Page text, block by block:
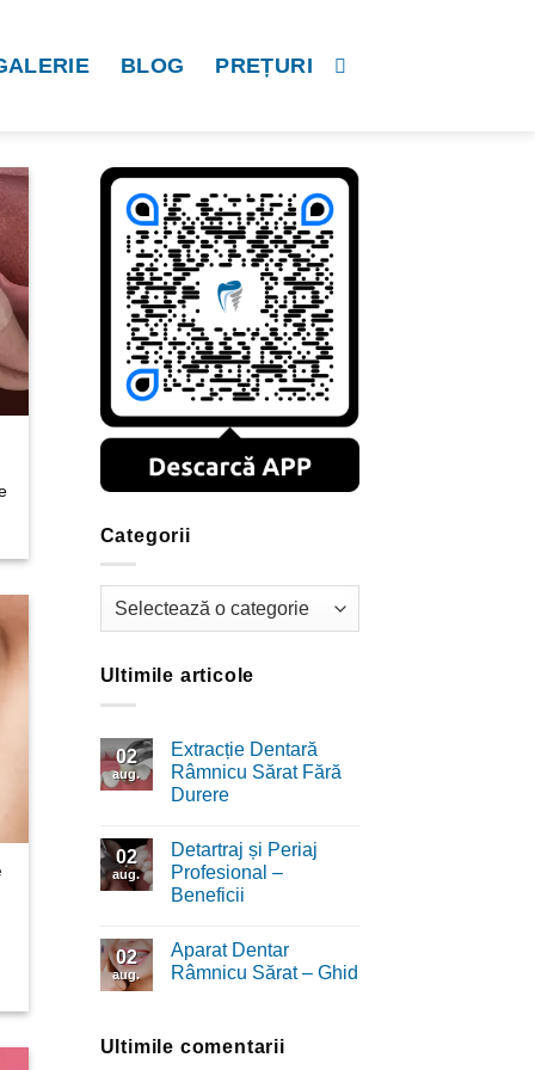
BLOG PREȚURI
Categorii
Categorii
Ultimile articole
02
aug.
Extracție Dentară
Râmnicu Sărat Fără
Durere
la
Extracție
Dentară
Râmnicu
Durere
02
aug.
Detartraj și Periaj
Profesional –
Beneficii
la
Detartraj
și
Beneficii
02
aug.
Aparat Dentar
Râmnicu Sărat – Ghid
Aparat
Dentar
Ultimile comentarii